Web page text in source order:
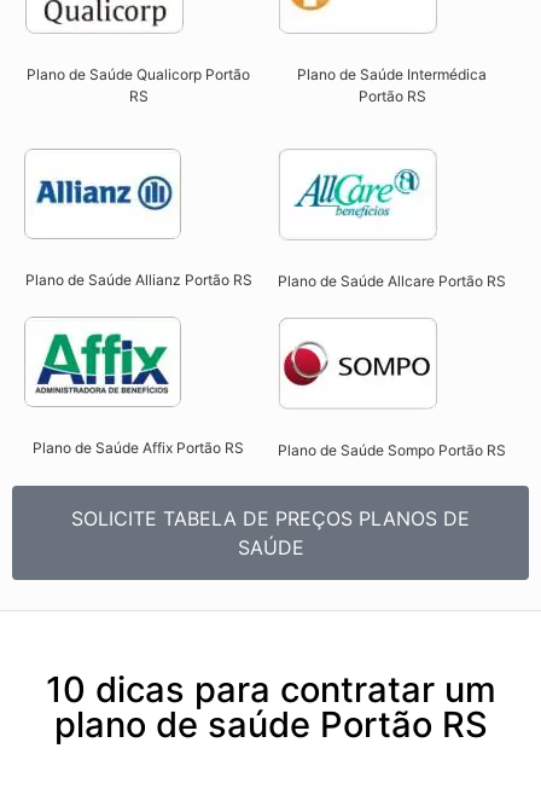
Plano de Saúde Qualicorp Portão
RS​
Plano de Saúde Intermédica
Portão RS
Plano de Saúde Allianz Portão RS​ Plano de Saúde Allcare Portão RS​
Plano de Saúde Affix Portão RS​ Plano de Saúde Sompo Portão RS​
SOLICITE TABELA DE PREÇOS PLANOS DE
SAÚDE
10 dicas para contratar um
plano de saúde Portão RS